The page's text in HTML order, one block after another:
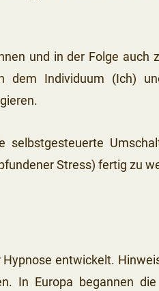
und in der Folge
dem Individuum (Ich)
selbstgesteuerte
Stress) fertig zu
Hypnose entwickelt.
In Europa begannen